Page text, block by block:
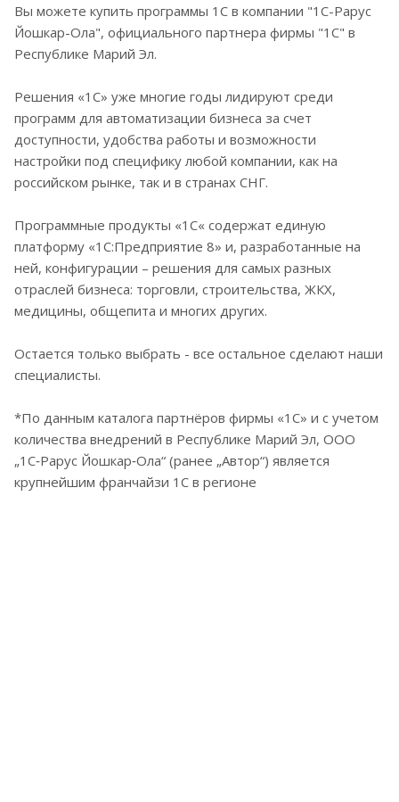
Вы можете купить программы 1С в компании "1С-Рарус
Йошкар-Ола", официального партнера фирмы "1С" в
Республике Марий Эл.
Решения «1С» уже многие годы лидируют среди
программ для автоматизации бизнеса за счет
доступности, удобства работы и возможности
настройки под специфику любой компании, как на
российском рынке, так и в странах СНГ.
Программные продукты «1С« содержат единую
платформу «1С:Предприятие 8» и, разработанные на
ней, конфигурации – решения для самых разных
отраслей бизнеса: торговли, строительства, ЖКХ,
медицины, общепита и многих других.
Остается только выбрать - все остальное сделают наши
специалисты.
*По данным каталога партнёров фирмы «1С» и с учетом
количества внедрений в Республике Марий Эл, ООО
„1С‑Рарус Йошкар‑Ола“ (ранее „Автор“) является
крупнейшим франчайзи 1С в регионе